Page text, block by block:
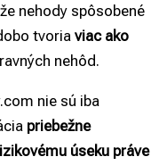
nehody spôsobené
tvoria viac ako
nehôd.
nie sú iba
priebežne
úseku práve